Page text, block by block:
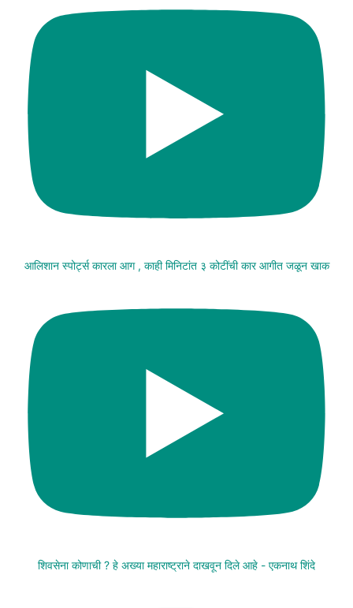
आलिशान स्पोर्ट्स कारला आग , काही मिनिटांत ३ कोटींची कार आगीत जळून खाक
शिवसेना कोणाची ? हे अख्या महाराष्ट्राने दाखवून दिले आहे - एकनाथ शिंदे